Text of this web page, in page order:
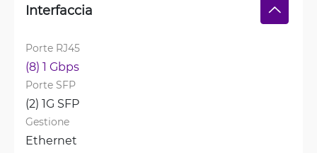
Interfaccia
Porte RJ45
(8) 1 Gbps
Porte SFP
(2) 1G SFP
Gestione
Ethernet